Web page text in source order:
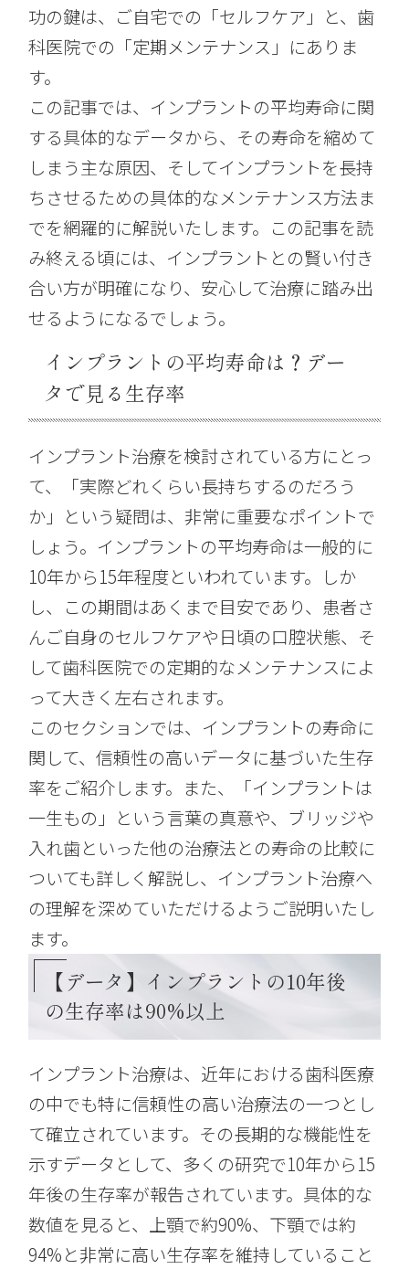
功の鍵は、ご自宅での「セルフケア」と、歯
科医院での「定期メンテナンス」にありま
す。
この記事では、インプラントの平均寿命に関
する具体的なデータから、その寿命を縮めて
しまう主な原因、そしてインプラントを長持
ちさせるための具体的なメンテナンス方法ま
でを網羅的に解説いたします。この記事を読
み終える頃には、インプラントとの賢い付き
合い方が明確になり、安心して治療に踏み出
せるようになるでしょう。
インプラントの平均寿命は？デー
タで見る生存率
インプラント治療を検討されている方にとっ
て、「実際どれくらい長持ちするのだろう
か」という疑問は、非常に重要なポイントで
しょう。インプラントの平均寿命は一般的に
10年から15年程度といわれています。しか
し、この期間はあくまで目安であり、患者さ
んご自身のセルフケアや日頃の口腔状態、そ
して歯科医院での定期的なメンテナンスによ
って大きく左右されます。
このセクションでは、インプラントの寿命に
関して、信頼性の高いデータに基づいた生存
率をご紹介します。また、「インプラントは
一生もの」という言葉の真意や、ブリッジや
入れ歯といった他の治療法との寿命の比較に
ついても詳しく解説し、インプラント治療へ
の理解を深めていただけるようご説明いたし
ます。
【データ】インプラントの10年後
の生存率は90%以上
インプラント治療は、近年における歯科医療
の中でも特に信頼性の高い治療法の一つとし
て確立されています。その長期的な機能性を
示すデータとして、多くの研究で10年から15
年後の生存率が報告されています。具体的な
数値を見ると、上顎で約90%、下顎では約
94%と非常に高い生存率を維持していること